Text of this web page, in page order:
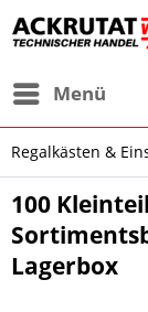
Menü
Regalkästen &
100
Lagerbox